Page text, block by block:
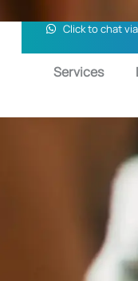
Click to chat
Services